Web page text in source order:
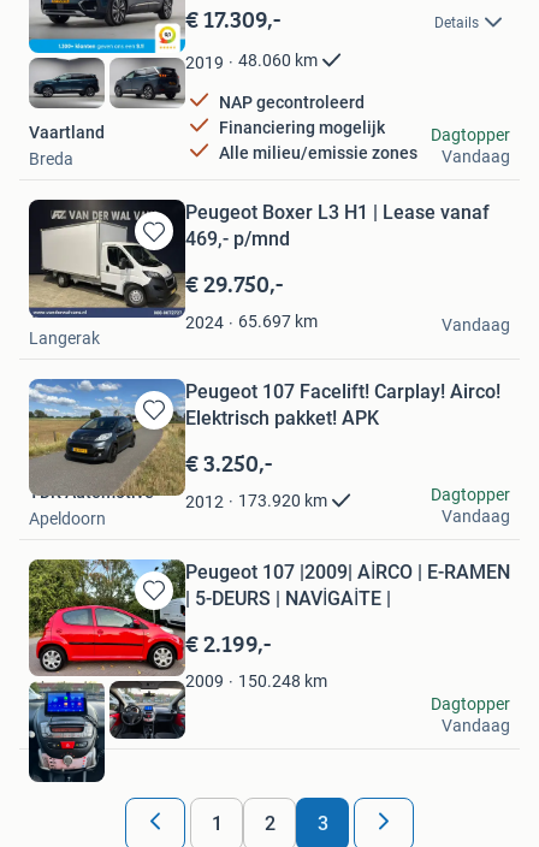
in
Mijn
Favorieten
€ 17.309,- Details
2019 48.060 km
NAP gecontroleerd
Financiering mogelijk
Alle milieu/emissie zones
Vaartland
Breda
Dagtopper
Vandaag
Bewaren
in
Mijn
Favorieten
Peugeot Boxer L3 H1 | Lease vanaf
469,- p/mnd
€ 29.750,-
2024 65.697 km
Van der Wal Vans
Langerak
Vandaag
Bewaren
in
Mijn
Favorieten
Peugeot 107 Facelift! Carplay! Airco!
Elektrisch pakket! APK
€ 3.250,-
2012 173.920 km
TDK Automotive
Apeldoorn
Dagtopper
Vandaag
Bewaren
in
Mijn
Favorieten
Peugeot 107 |2009| AİRCO | E-RAMEN
| 5-DEURS | NAVİGAİTE |
€ 2.199,-
2009 150.248 km
marcoo
Arnhem
Dagtopper
Vandaag
1 2 3